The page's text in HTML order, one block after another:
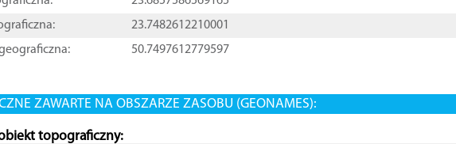
23.7482612210001
50.7497612779597
ZAWARTE NA OBSZARZE ZASOBU (GEONAMES):
topograficzny: